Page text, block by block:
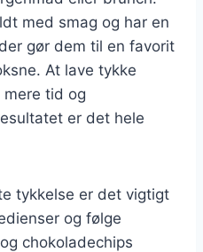
med smag og har en
gør dem til en favorit
At lave tykke
tid og
er det hele
tykkelse er det vigtigt
og følge
chokoladechips